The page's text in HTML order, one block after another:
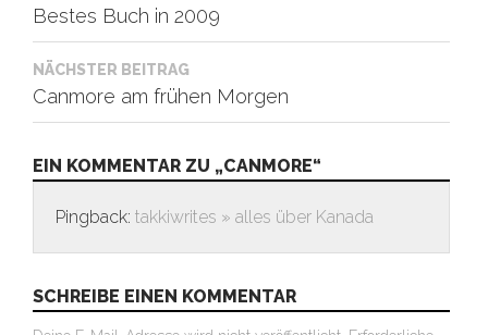
Bestes Buch in 2009
NÄCHSTER BEITRAG
Canmore am frühen Morgen
EIN KOMMENTAR ZU „CANMORE“
Pingback: takkiwrites » alles über Kanada
SCHREIBE EINEN KOMMENTAR